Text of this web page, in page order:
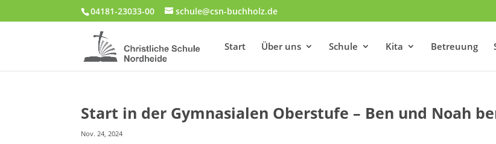
04181-23033-00 schule@csn-buchholz.de
Start Über uns Schule Kita Betreuung
Start in der Gymnasialen Oberstufe – Ben und Noah
Nov. 24, 2024